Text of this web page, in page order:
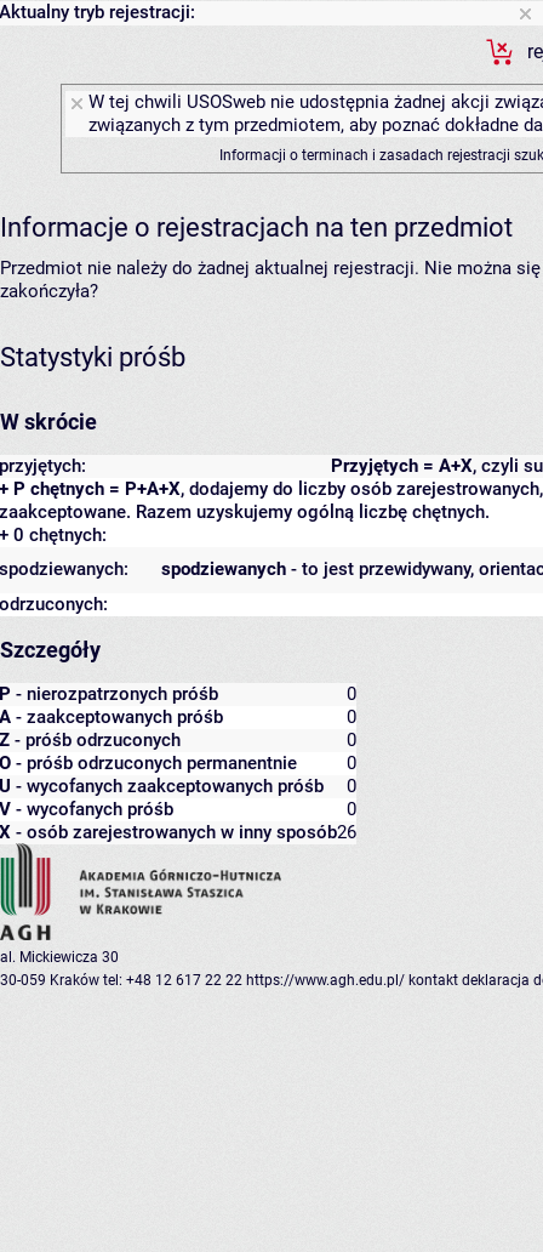
Aktualny tryb rejestracji:
W tej chwili USOSweb nie udostępnia żadnej akcji
związanych z tym przedmiotem, aby poznać dokładne
Informacji o terminach i zasadach rejestracji
Informacje o rejestracjach na ten przedmiot
Przedmiot nie należy do żadnej aktualnej rejestracji. Nie można
zakończyła?
Statystyki próśb
W skrócie
Przyjętych = A+X, czyli
przyjętych:
+ P chętnych = P+A+X, dodajemy do liczby osób
zaakceptowane. Razem uzyskujemy ogólną liczbę chętnych.
+ 0 chętnych:
spodziewanych - to jest przewidywany,
spodziewanych:
odrzuconych:
Szczegóły
P - nierozpatrzonych próśb
0
A - zaakceptowanych próśb
0
Z - próśb odrzuconych
0
O - próśb odrzuconych permanentnie
0
U - wycofanych zaakceptowanych próśb
0
V - wycofanych próśb
0
X - osób zarejestrowanych w inny sposób26
al. Mickiewicza 30
30-059 Kraków tel: +48 12 617 22 22 https://www.agh.edu.pl/ kontakt deklaracja